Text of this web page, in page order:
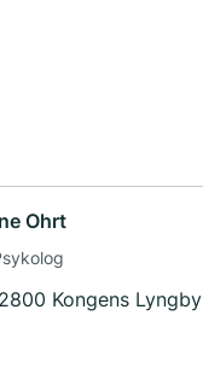
Ohrt
Kongens Lyngby